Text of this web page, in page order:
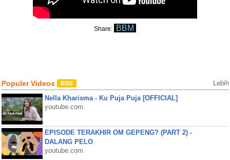
Share: BBM
Populer Videos Lebih
Nella Kharisma - Ku Puja Puja [OFFICIAL]
youtube.com
EPISODE TERAKHIR OM GEPENG? (PART 2) -
DALANG PELO
youtube.com